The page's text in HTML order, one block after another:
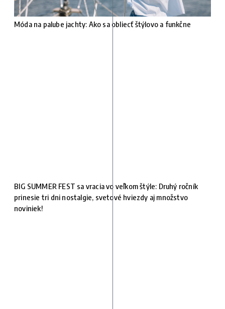
Móda na palube jachty: Ako sa obliecť štýlovo a funkčne
BIG SUMMER FEST sa vracia vo veľkom štýle: Druhý ročník
prinesie tri dni nostalgie, svetové hviezdy aj množstvo
noviniek!